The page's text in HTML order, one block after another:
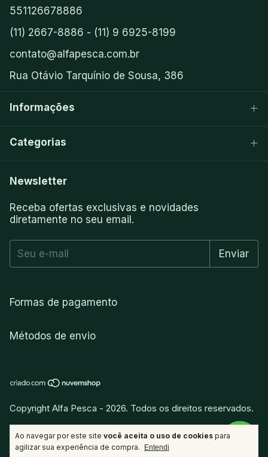
Ao navegar por este site você aceita o uso de cookies para
agilizar sua experiência de compra.
Entendi
551126678886
(11) 2667-8886 - (11) 9 6925-8199
contato@alfapesca.com.br
Rua Otávio Tarquínio de Sousa, 386
Informações
Categorias
Newsletter
Receba ofertas exclusivas e novidades
diretamente no seu email.
Formas de pagamento
Métodos de envio
Copyright Alfa Pesca - 2026. Todos os direitos reservados.
Desenvolvido porvitamina.